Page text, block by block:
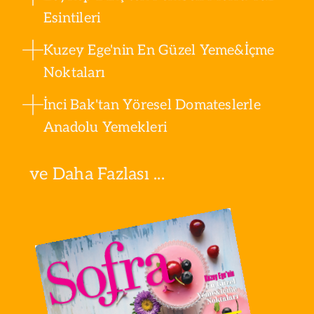
Esintileri
Kuzey Ege'nin En Güzel Yeme&İçme
Noktaları
İnci Bak'tan Yöresel Domateslerle
Anadolu Yemekleri
ve Daha Fazlası ...